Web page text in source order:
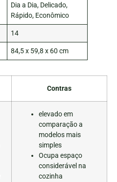
Dia a Dia, Delicado,
Rápido, Econômico
14
84,5 x 59,8 x 60 cm
Contras
elevado em
comparação a
modelos mais
simples
Ocupa espaço
considerável na
cozinha